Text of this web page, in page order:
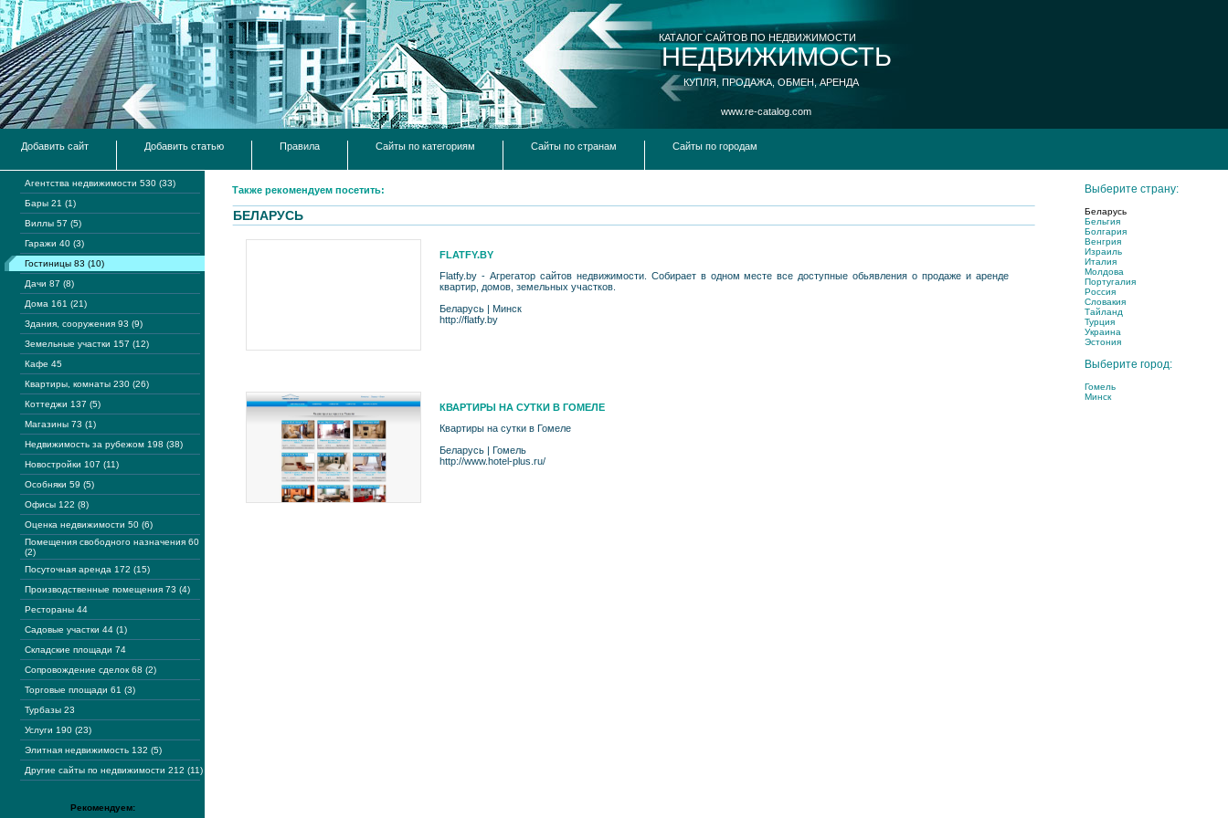
КАТАЛОГ САЙТОВ ПО НЕДВИЖИМОСТИ
НЕДВИЖИМОСТЬ
КУПЛЯ, ПРОДАЖА, ОБМЕН, АРЕНДА
www.re-catalog.com
Добавить сайт Добавить статью Правила Сайты по категориям Сайты по странам Сайты по городам
Агентства недвижимости 530 (33)
Бары 21 (1)
Виллы 57 (5)
Гаражи 40 (3)
Гостиницы 83 (10)
Дачи 87 (8)
Дома 161 (21)
Здания, сооружения 93 (9)
Земельные участки 157 (12)
Кафе 45
Квартиры, комнаты 230 (26)
Коттеджи 137 (5)
Магазины 73 (1)
Недвижимость за рубежом 198 (38)
Новостройки 107 (11)
Особняки 59 (5)
Офисы 122 (8)
Оценка недвижимости 50 (6)
Помещения свободного назначения 60
(2)
Посуточная аренда 172 (15)
Производственные помещения 73 (4)
Рестораны 44
Садовые участки 44 (1)
Складские площади 74
Сопровождение сделок 68 (2)
Торговые площади 61 (3)
Турбазы 23
Услуги 190 (23)
Элитная недвижимость 132 (5)
Другие сайты по недвижимости 212 (11)
Рекомендуем:
Также рекомендуем посетить:
БЕЛАРУСЬ
FLATFY.BY
Flatfy.by - Агрегатор сайтов недвижимости. Собирает в одном месте все доступные обьявления о продаже и аренде
квартир, домов, земельных участков.
Беларусь | Минск
http://flatfy.by
КВАРТИРЫ НА СУТКИ В ГОМЕЛЕ
Квартиры на сутки в Гомеле
Беларусь | Гомель
http://www.hotel-plus.ru/
Выберите страну:
Беларусь
Бельгия
Болгария
Венгрия
Израиль
Италия
Молдова
Португалия
Россия
Словакия
Тайланд
Турция
Украина
Эстония
Выберите город:
Гомель
Минск